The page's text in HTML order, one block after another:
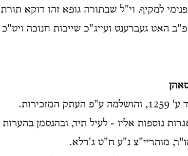
למקיף. וי"ל שבתורה גופא זהו דוקא
האט געברענט ועייג"כ שייכות חנוכה
נוספות אליו - לעיל תיד, ובהנסמן
מוהריי"צ נ"ע ח"ט ג'רלא.